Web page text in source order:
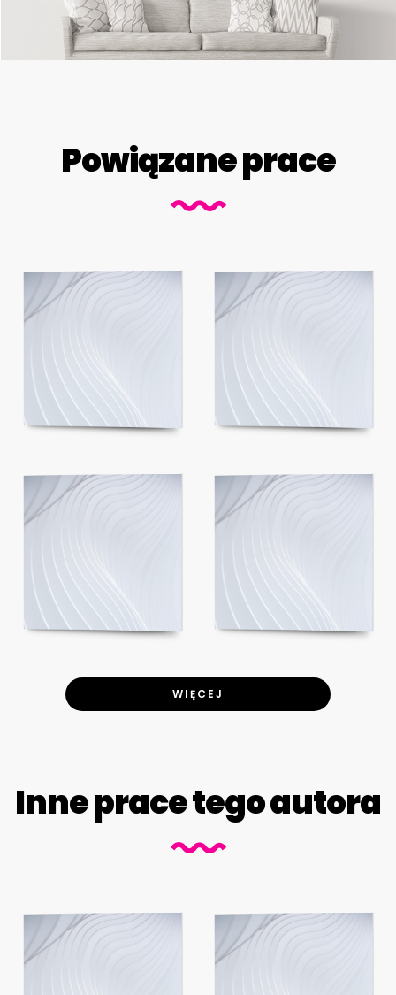
Powiązane prace
WIĘCEJ
Inne prace tego autora